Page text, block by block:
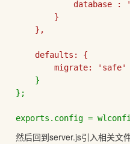
            database :
        }
    },
    defaults: {
        migrate:
'safe'
    }
};
然后回到server.js引入相关文